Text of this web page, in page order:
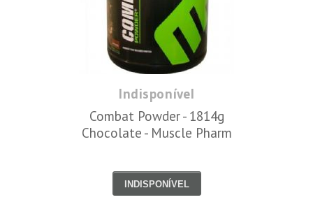
Indisponível
Combat Powder - 1814g
Chocolate - Muscle Pharm
INDISPONÍVEL